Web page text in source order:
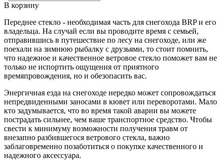
В корзину
Переднее стекло - необходимая часть для снегохода BRP и его
владельца. На случай если вы проводите время с семьей,
отправившись в путешествие по лесу на снегоходе, или же
поехали на зимнюю рыбалку с друзьями, то стоит помнить,
что надежное и качественное ветровое стекло поможет вам не
только не испортить ощущения от приятного
времяпровождения, но и обезопасить вас.
Энергичная езда на снегоходе нередко может сопровождаться
непредвиденными заносами в кювет или переворотами. Мало
кто задумывается, что во время такой аварии вы можете
пострадать сильнее, чем ваше транспортное средство. Чтобы
свести к минимуму возможности получения травм от
внезапно разбившегося ветрового стекла, важно
заблаговременно позаботиться о покупке качественного и
надежного аксессуара.